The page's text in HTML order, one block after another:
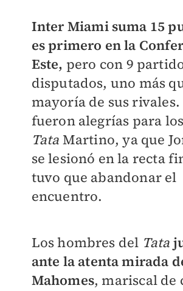
Inter Miami suma 15
es primero en la
Este, pero con 9
disputados, uno más
mayoría de sus
fueron alegrías para
Tata Martino, ya que
se lesionó en la recta
tuvo que abandonar el
encuentro.
Los hombres del Tata
ante la atenta mirada
Mahomes, mariscal de